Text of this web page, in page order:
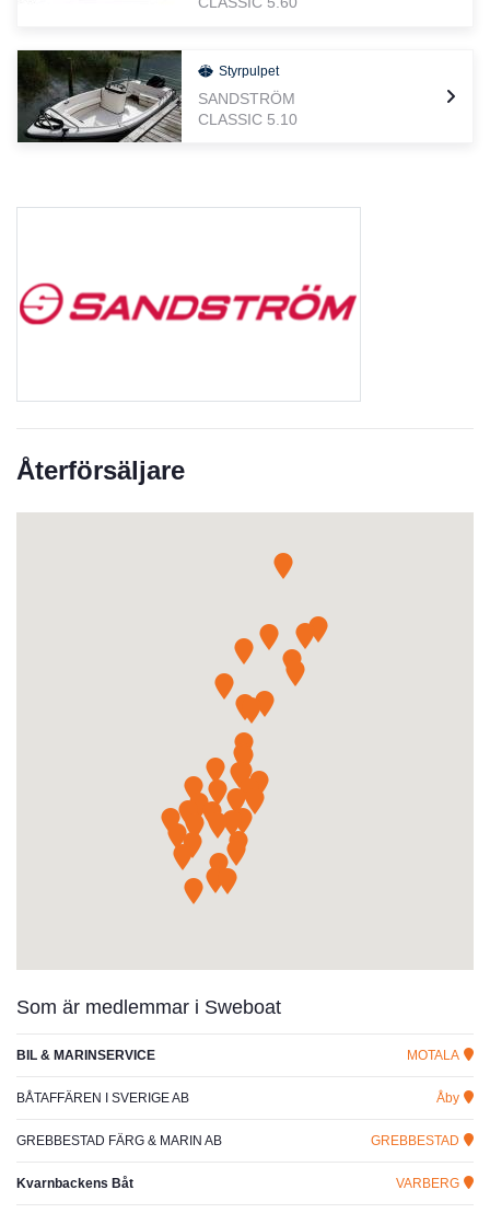
Styrpulpet
SANDSTRÖM
CLASSIC 5.10
Återförsäljare
Som är medlemmar i Sweboat
BIL & MARINSERVICE MOTALA
BÅTAFFÄREN I SVERIGE AB Åby
GREBBESTAD FÄRG & MARIN AB GREBBESTAD
Kvarnbackens Båt VARBERG